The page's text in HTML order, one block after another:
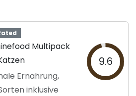
Multipack
Ernährung,
inklusive
9.6